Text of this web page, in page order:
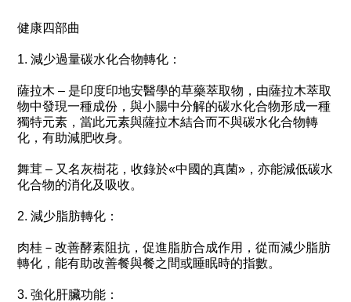
健康四部曲
1. 減少過量碳水化合物轉化：
薩拉木 – 是印度印地安醫學的草藥萃取物，由薩拉木萃取
物中發現一種成份，與小腸中分解的碳水化合物形成一種
獨特元素，當此元素與薩拉木結合而不與碳水化合物轉
化，有助減肥收身。
舞茸 – 又名灰樹花，收錄於«中國的真菌»，亦能減低碳水
化合物的消化及吸收。
2. 減少脂肪轉化：
肉桂－改善酵素阻抗，促進脂肪合成作用，從而減少脂肪
轉化，能有助改善餐與餐之間或睡眠時的指數。
3. 強化肝臟功能：